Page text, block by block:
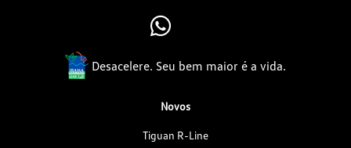
Desacelere. Seu bem maior é a vida.
Novos
Tiguan R-Line